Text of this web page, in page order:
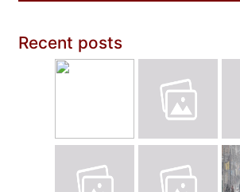
Recent posts